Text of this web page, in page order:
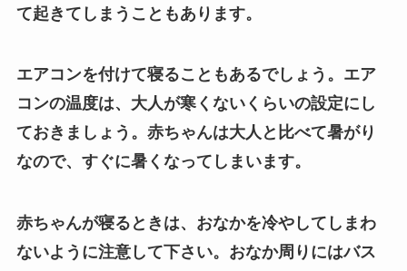
て起きてしまうこともあります。
エアコンを付けて寝ることもあるでしょう。エア
コンの温度は、大人が寒くないくらいの設定にし
ておきましょう。赤ちゃんは大人と比べて暑がり
なので、すぐに暑くなってしまいます。
赤ちゃんが寝るときは、おなかを冷やしてしまわ
ないように注意して下さい。おなか周りにはバス